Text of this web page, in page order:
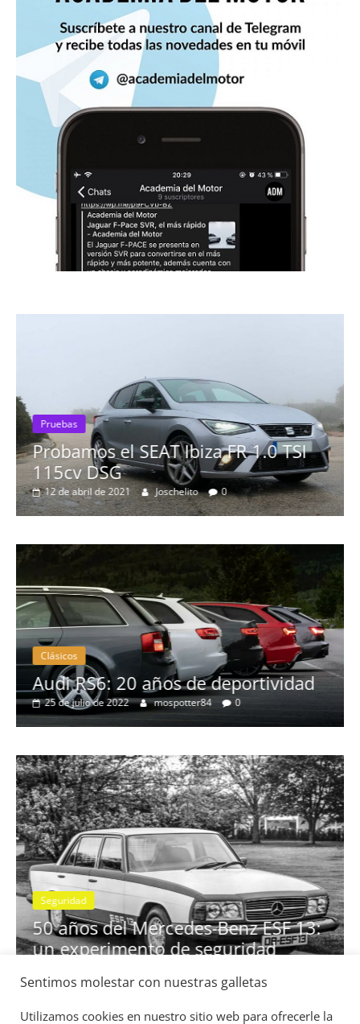
Pruebas
Probamos el SEAT Ibiza FR 1.0 TSI
115cv DSG
12 de abril de 2021 Joschelito 0
Clásicos
Audi RS6: 20 años de deportividad
25 de julio de 2022 mospotter84 0
Seguridad
50 años del Mercedes-Benz ESF 13:
un experimento de seguridad
Sentimos molestar con nuestras galletas
Utilizamos cookies en nuestro sitio web para ofrecerle la